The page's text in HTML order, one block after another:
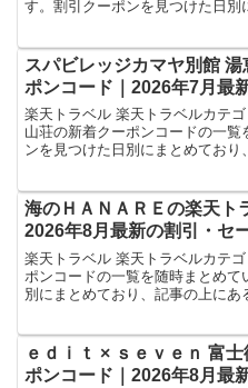
す。割引クーポンを見つけた日
のが最新の割引クーポンになり
スパビレッジカマヤ別館
ポンコード｜2026年7月最
楽天トラベル 楽天トラベルカテ
山荘の新着クーポンコードの一
ンを見つけた日別にまとめてお
クーポンになります。ホテル・
海のＨＡＮＡＲＥの楽天ト
2026年8月最新の割引・セ
楽天トラベル 楽天トラベルカテ
ポンコードの一覧を随時まとめて
別にまとめており、記事の上にあ
ます。ホテル・旅館宿泊の予約
ｅｄｉｔ × ｓｅｖｅｎ 富
ポンコード｜2026年8月最